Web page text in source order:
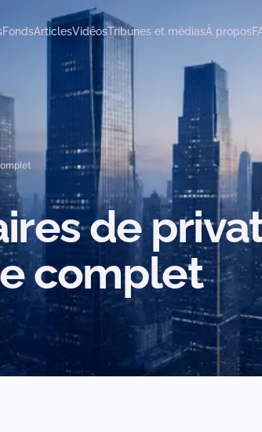
FondsArticlesVidéosTribunes et médiasÀ propos
de
complet